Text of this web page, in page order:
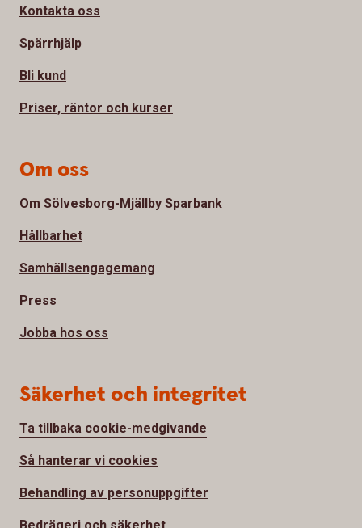
Kontakta oss
Spärrhjälp
Bli kund
Priser, räntor och kurser
Om oss
Om Sölvesborg-Mjällby Sparbank
Hållbarhet
Samhällsengagemang
Press
Jobba hos oss
Säkerhet och integritet
Ta tillbaka cookie-medgivande
Så hanterar vi cookies
Behandling av personuppgifter